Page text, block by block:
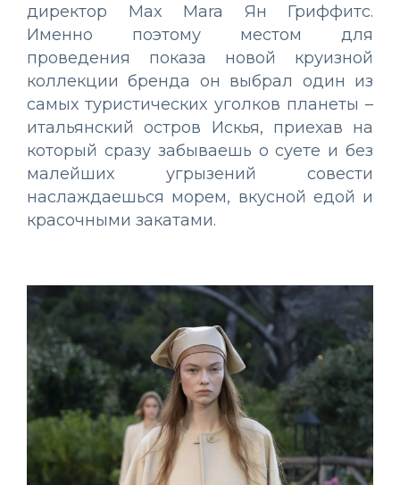
директор Max Mara Ян Гриффитс.
Именно поэтому местом для
проведения показа новой круизной
коллекции бренда он выбрал один из
самых туристических уголков планеты –
итальянский остров Искья, приехав на
который сразу забываешь о суете и без
малейших угрызений совести
наслаждаешься морем, вкусной едой и
красочными закатами.